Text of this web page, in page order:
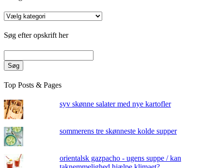
Kategorier
Søg efter opskrift her
Søg
Top Posts & Pages
syv skønne salater med nye kartofler
sommerens tre skønneste kolde supper
orientalsk gazpacho - ugens suppe / kan